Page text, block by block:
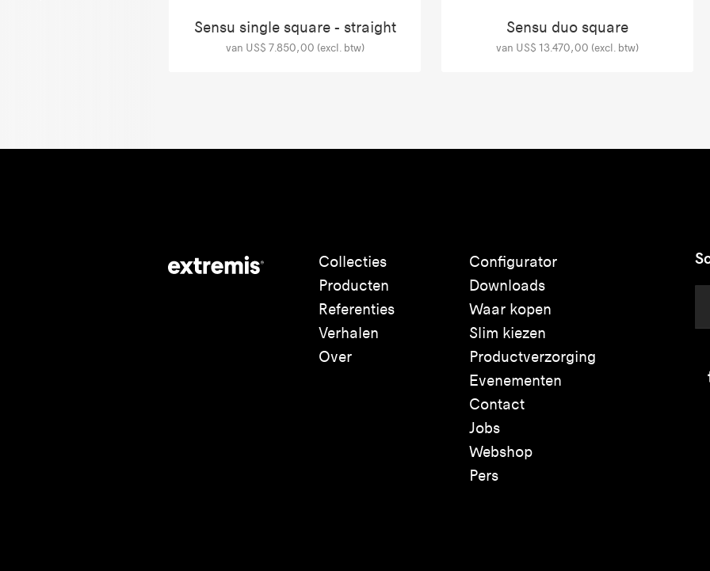
Sensu single square - straight
van US$ 7.850,00 (excl. btw)
Sensu duo square
van US$ 13.470,00 (excl. btw)
Collecties
Producten
Referenties
Verhalen
Over
Configurator
Downloads
Waar kopen
Slim kiezen
Productverzorging
Evenementen
Contact
Jobs
Webshop
Pers